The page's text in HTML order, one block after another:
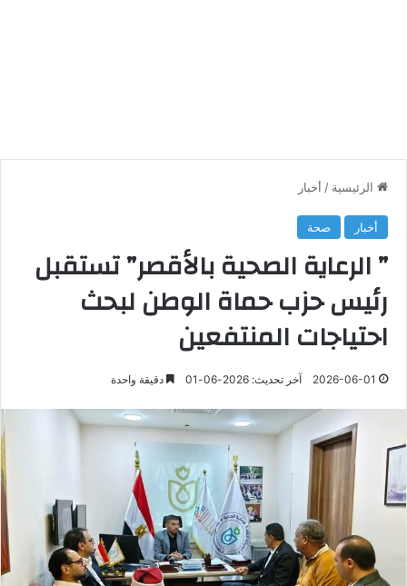
الرئيسية / أخبار
أخبار صحة
” الرعاية الصحية بالأقصر” تستقبل
رئيس حزب حماة الوطن لبحث
احتياجات المنتفعين
2026-06-01 آخر تحديث: 2026-06-01 دقيقة واحدة